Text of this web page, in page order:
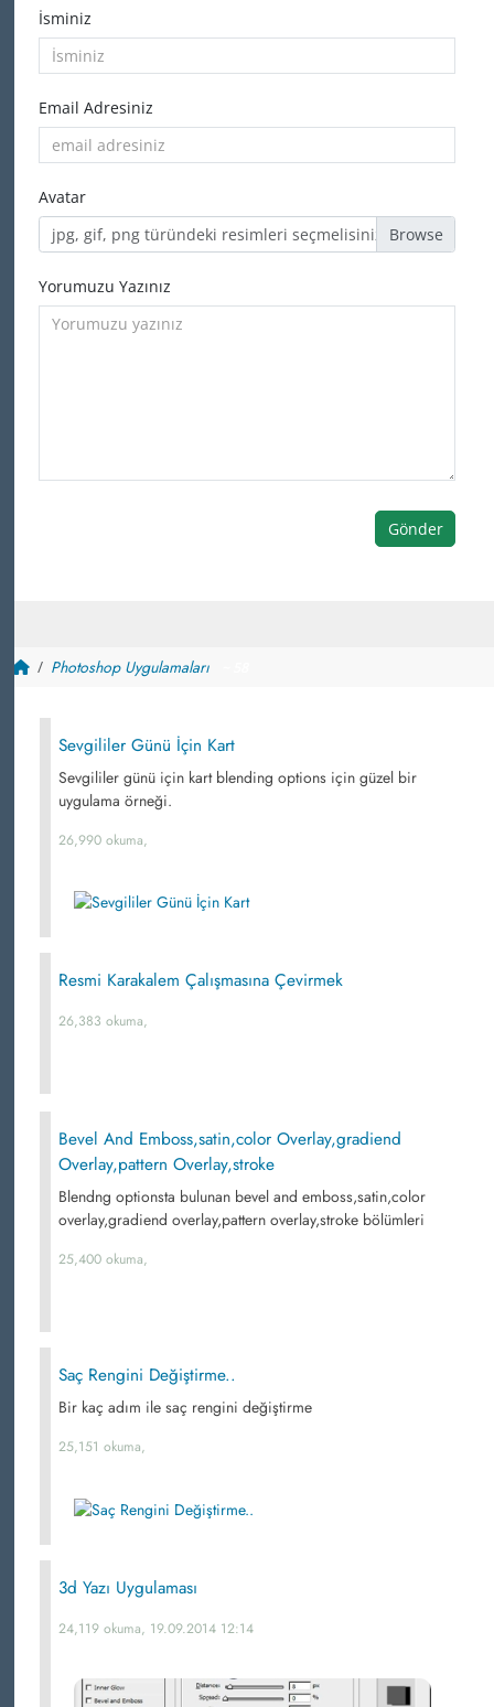
İsminiz
Email Adresiniz
Avatar
jpg, gif, png türündeki resimleri seçmelisiniz
Yorumuzu Yazınız
Gönder
Photoshop Uygulamaları
Sevgililer Günü İçin Kart
Sevgililer günü için kart blending options için güzel bir
uygulama örneği.
26,990 okuma,
Resmi Karakalem Çalışmasına Çevirmek
26,383 okuma,
Bevel And Emboss,satin,color Overlay,gradiend
Overlay,pattern Overlay,stroke
Blendng optionsta bulunan bevel and emboss,satin,color
overlay,gradiend overlay,pattern overlay,stroke bölümleri
25,400 okuma,
Saç Rengini Değiştirme..
Bir kaç adım ile saç rengini değiştirme
25,151 okuma,
3d Yazı Uygulaması
24,119 okuma, 19.09.2014 12:14